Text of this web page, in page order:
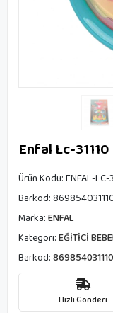
Enfal Lc-
Ürün Kodu:ENFAL-LC-
Barkod:
Marka:ENFAL
Kategori:EĞİTİCİ
Barkod:
Hızlı Gönderi